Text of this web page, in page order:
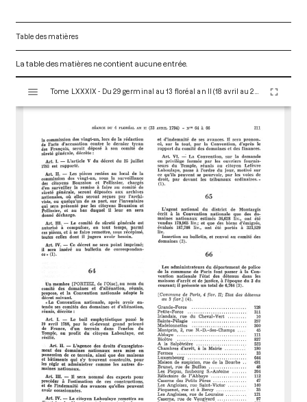
Table des matières
La table des matières ne contient aucune entrée.
s